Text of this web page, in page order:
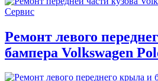
Ремонт левого
бампера Volkswagen